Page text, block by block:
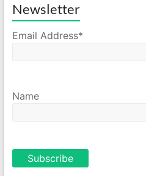
Newsletter
Email Address*
Name